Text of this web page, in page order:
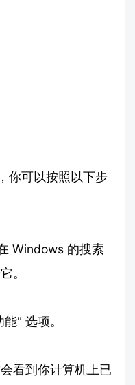
你可以按照以下步
Windows 的搜索
。
" 选项。
看到你计算机上已